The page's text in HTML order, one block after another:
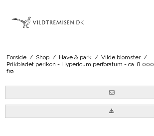
Forside / Shop / Have & park / Vilde blomster /
Prikbladet perikon - Hypericum perforatum - ca. 8.000
frø